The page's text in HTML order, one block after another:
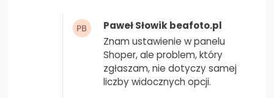
Paweł Słowik beafoto.pl
Znam ustawienie w panelu
Shoper, ale problem, który
zgłaszam, nie dotyczy samej
liczby widocznych opcji.